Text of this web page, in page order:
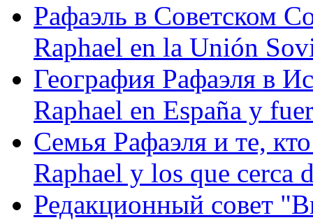
Рафаэль в Советском
Raphael en la Unión
География Рафаэля в
Raphael en España y
Семья Рафаэля и те,
Raphael y los que cerca
Редакционный совет